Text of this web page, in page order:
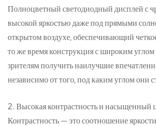
Полноцветный светодиодный дисплей с
высокой яркостью даже под прямыми
открытом воздухе, обеспечивающий
то же время конструкция с широким углом
зрителям получить наилучшие
независимо от того, под каким углом они
2. Высокая контрастность и насыщенный
Контрастность — это соотношение